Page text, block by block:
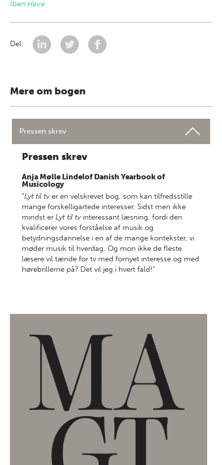
Iben Have
Del:
Mere om bogen
Pressen skrev
Pressen skrev
Anja Mølle Lindelof Danish Yearbook of
Musicology
"Lyt til tver en velskrevet bog, som kan tilfredsstille
mange forskelligartede interesser. Sidst men ikke
mindst er Lyt til tvinteressant læsning, fordi den
kvalificerer vores forståelse af musik og
betydningsdannelse i en af de mange kontekster, vi
møder musik til hverdag. Og mon ikke de fleste
læsere vil tænde for tv med fornyet interesse og med
hørebrillerne på? Det vil jeg i hvert fald!"